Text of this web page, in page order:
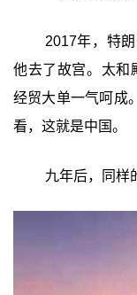
2017年，特
他去了故宫。太和
经贸大单一气呵
看，这就是中国。
九年后，同样